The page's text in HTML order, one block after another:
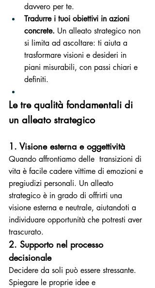
davvero per te.
Tradurre i tuoi obiettivi in azioni
concrete. Un alleato strategico non
si limita ad ascoltare: ti aiuta a
trasformare visioni e desideri in
piani misurabili, con passi chiari e
definiti.
Le tre qualità fondamentali di
un alleato strategico
1. Visione esterna e oggettività
Quando affrontiamo delle  transizioni di
vita è facile cadere vittime di emozioni e
pregiudizi personali. Un alleato
strategico è in grado di offrirti una
visione esterna e neutrale, aiutandoti a
individuare opportunità che potresti aver
trascurato.
2. Supporto nel processo
decisionale
Decidere da soli può essere stressante.
Spiegare le proprie idee e